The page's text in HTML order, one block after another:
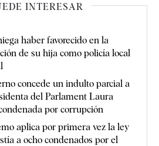
INTERESAR
haber favorecido en la
de su hija como policía local
concede un indulto parcial a
del Parlament Laura
por corrupción
aplica por primera vez la ley
a ocho condenados por el